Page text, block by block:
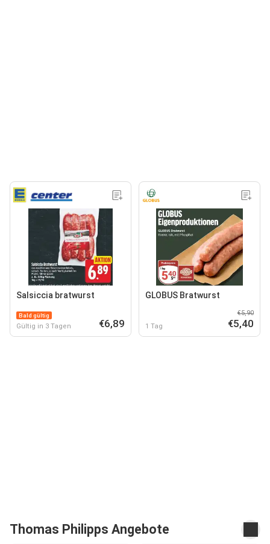
Salsiccia bratwurst
Bald gültig
Gültig in 3 Tagen €6,89
GLOBUS Bratwurst
1 Tag
€5,90
€5,40
Thomas Philipps Angebote